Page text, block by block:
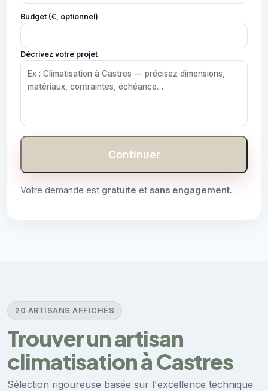
Budget (€, optionnel)
Décrivez votre projet
Continuer
Votre demande est gratuite et sans engagement.
20 ARTISANS AFFICHÉS
Trouver un artisan
climatisation à Castres
Sélection rigoureuse basée sur l'excellence technique